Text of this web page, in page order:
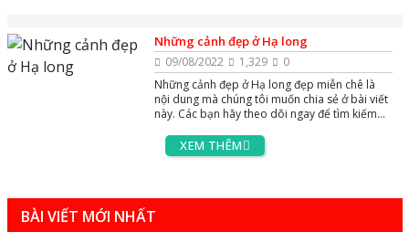
Những cảnh đẹp ở Hạ long
09/08/2022 1,329
0
Những cảnh đẹp ở Hạ long đẹp miễn chê là
nội dung mà chúng tôi muốn chia sẻ ở bài viết
này. Các bạn hãy theo dõi ngay để tìm kiếm
XEM THÊM
BÀI VIẾT MỚI NHẤT